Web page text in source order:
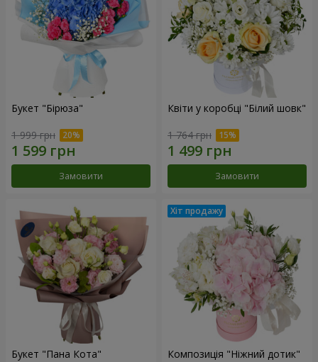
Букет "Бірюза"
1 999 грн
Замовити
Квіти у коробці "Білий шовк"
1 764 грн
Замовити
Букет "Пана Кота" Композиція "Ніжний дотик"